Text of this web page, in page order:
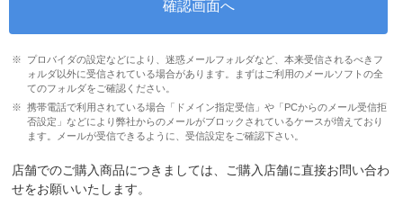
プロバイダの設定などにより、迷惑メールフォルダなど、本来受信されるべきフ
ォルダ以外に受信されている場合があります。まずはご利用のメールソフトの全
てのフォルダをご確認ください。
携帯電話で利用されている場合「ドメイン指定受信」や「PCからのメール受信拒
否設定」などにより弊社からのメールがブロックされているケースが増えており
ます。メールが受信できるように、受信設定をご確認下さい。
店舗でのご購入商品につきましては、ご購入店舗に直接お問い合わ
せをお願いいたします。